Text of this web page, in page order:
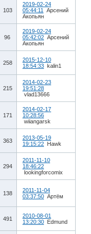
103
2019-02-24
05:44:11
Арсений
Акопьян
96
2019-02-24
05:42:02 Арсений
Акопьян
258
2015-12-10
18:54:33 kalin1
215
2014-02-23
19:51:28
vlad13666
171
2014-02-17
10:28:56
wiiangarsk
363
2013-05-19
19:15:22 Hawk
294
2011-11-10
18:46:22
lookingforcomix
138
2011-11-04
03:37:50 Артём
491
2010-08-01
13:20:30 Edmund